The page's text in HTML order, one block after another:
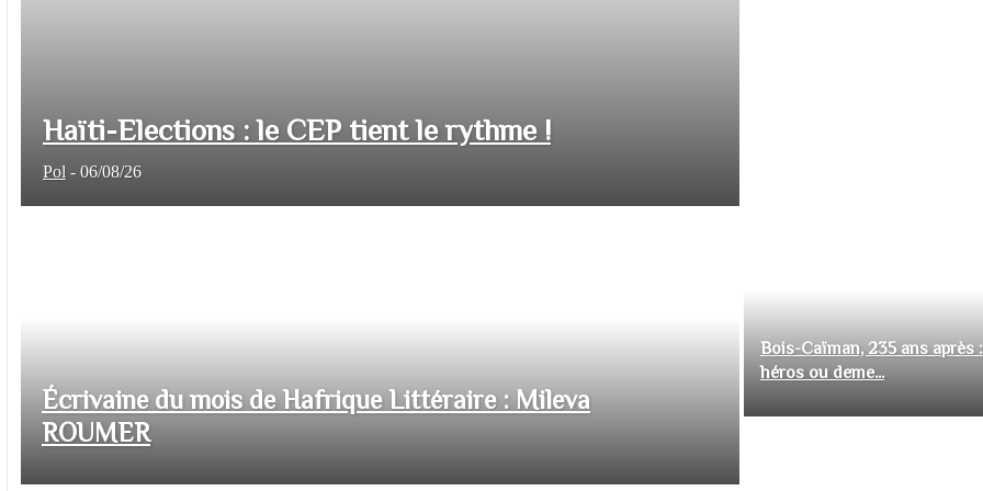
Haïti-Elections : le CEP tient le rythme !
Pol - 06/08/26
Écrivaine du mois de Hafrique Littéraire : Mileva
ROUMER
Bois-Caïman, 235 ans après
héros ou deme...